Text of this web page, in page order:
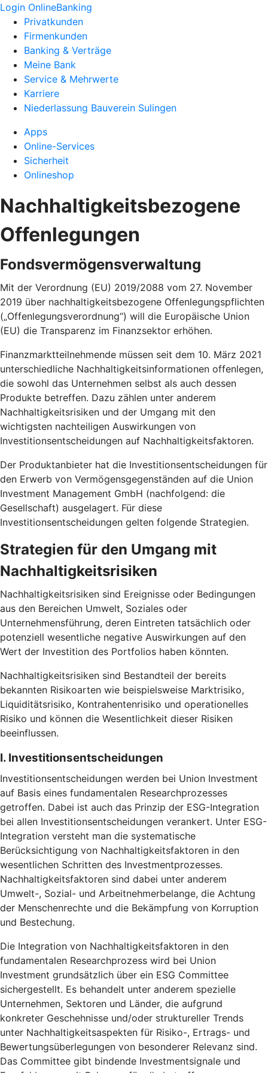
Login OnlineBanking
Privatkunden
Firmenkunden
Banking & Verträge
Meine Bank
Service & Mehrwerte
Karriere
Niederlassung Bauverein Sulingen
Apps
Online-Services
Sicherheit
Onlineshop
Nachhaltigkeitsbezogene
Offenlegungen
Fondsvermögensverwaltung
Mit der Verordnung (EU) 2019/2088 vom 27. November
2019 über nachhaltigkeitsbezogene Offenlegungspflichten
(„Offenlegungsverordnung“) will die Europäische Union
(EU) die Transparenz im Finanzsektor erhöhen.
Finanzmarktteilnehmende müssen seit dem 10. März 2021
unterschiedliche Nachhaltigkeitsinformationen offenlegen,
die sowohl das Unternehmen selbst als auch dessen
Produkte betreffen. Dazu zählen unter anderem
Nachhaltigkeitsrisiken und der Umgang mit den
wichtigsten nachteiligen Auswirkungen von
Investitionsentscheidungen auf Nachhaltigkeitsfaktoren.
Der Produktanbieter hat die Investitionsentscheidungen für
den Erwerb von Vermögensgegenständen auf die Union
Investment Management GmbH (nachfolgend: die
Gesellschaft) ausgelagert. Für diese
Investitionsentscheidungen gelten folgende Strategien.
Strategien für den Umgang mit
Nachhaltigkeitsrisiken
Nachhaltigkeitsrisiken sind Ereignisse oder Bedingungen
aus den Bereichen Umwelt, Soziales oder
Unternehmensführung, deren Eintreten tatsächlich oder
potenziell wesentliche negative Auswirkungen auf den
Wert der Investition des Portfolios haben könnten.
Nachhaltigkeitsrisiken sind Bestandteil der bereits
bekannten Risikoarten wie beispielsweise Marktrisiko,
Liquiditätsrisiko, Kontrahentenrisiko und operationelles
Risiko und können die Wesentlichkeit dieser Risiken
beeinflussen.
I. Investitionsentscheidungen
Investitionsentscheidungen werden bei Union Investment
auf Basis eines fundamentalen Researchprozesses
getroffen. Dabei ist auch das Prinzip der ESG-Integration
bei allen Investitionsentscheidungen verankert. Unter ESG-
Integration versteht man die systematische
Berücksichtigung von Nachhaltigkeitsfaktoren in den
wesentlichen Schritten des Investmentprozesses.
Nachhaltigkeitsfaktoren sind dabei unter anderem
Umwelt-, Sozial- und Arbeitnehmerbelange, die Achtung
der Menschenrechte und die Bekämpfung von Korruption
und Bestechung.
Die Integration von Nachhaltigkeitsfaktoren in den
fundamentalen Researchprozess wird bei Union
Investment grundsätzlich über ein ESG Committee
sichergestellt. Es behandelt unter anderem spezielle
Unternehmen, Sektoren und Länder, die aufgrund
konkreter Geschehnisse und/oder struktureller Trends
unter Nachhaltigkeitsaspekten für Risiko-, Ertrags- und
Bewertungsüberlegungen von besonderer Relevanz sind.
Das Committee gibt bindende Investmentsignale und